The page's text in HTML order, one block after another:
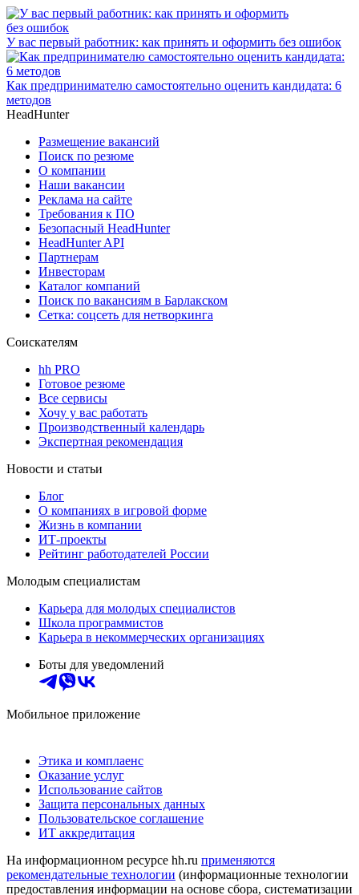
У вас первый работник: как принять и оформить без ошибок
Как предпринимателю самостоятельно оценить кандидата: 6
методов
HeadHunter
Размещение вакансий
Поиск по резюме
О компании
Наши вакансии
Реклама на сайте
Требования к ПО
Безопасный HeadHunter
HeadHunter API
Партнерам
Инвесторам
Каталог компаний
Поиск по вакансиям в Барлакском
Сетка: соцсеть для нетворкинга
Соискателям
hh PRO
Готовое резюме
Все сервисы
Хочу у вас работать
Производственный календарь
Экспертная рекомендация
Новости и статьи
Блог
О компаниях в игровой форме
Жизнь в компании
ИТ-проекты
Рейтинг работодателей России
Молодым специалистам
Карьера для молодых специалистов
Школа программистов
Карьера в некоммерческих организациях
Боты для уведомлений
Мобильное приложение
Этика и комплаенс
Оказание услуг
Использование сайтов
Защита персональных данных
Пользовательское соглашение
ИТ аккредитация
На информационном ресурсе hh.ru применяются
рекомендательные технологии (информационные технологии
предоставления информации на основе сбора, систематизации